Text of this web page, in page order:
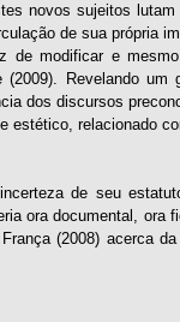
novos sujeitos lutam
de sua própria
modificar e mesmo
Revelando um
dos discursos
estético, relacionado
de seu
ora documental, ora
(2008) acerca